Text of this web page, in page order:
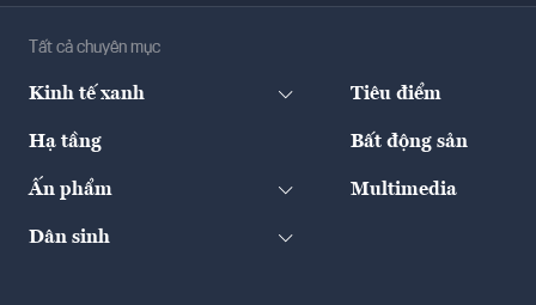
Tất cả chuyên mục
Kinh tế xanh Tiêu điểm
Hạ tầng Bất động sản
Ấn phẩm Multimedia
Dân sinh